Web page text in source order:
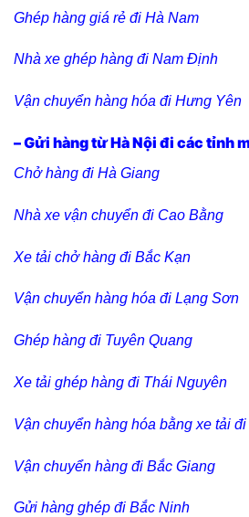
Ghép hàng giá rẻ đi Hà Nam
Nhà xe ghép hàng đi Nam Định
Vận chuyển hàng hóa đi Hưng Yên
– Gửi hàng từ Hà Nội đi các tỉnh
Chở hàng đi Hà Giang
Nhà xe vận chuyển đi Cao Bằng
Xe tải chở hàng đi Bắc Kạn
Vận chuyển hàng hóa đi Lạng Sơn
Ghép hàng đi Tuyên Quang
Xe tải ghép hàng đi Thái Nguyên
Vận chuyển hàng hóa bằng xe tải
Vận chuyển hàng đi Bắc Giang
Gửi hàng ghép đi Bắc Ninh